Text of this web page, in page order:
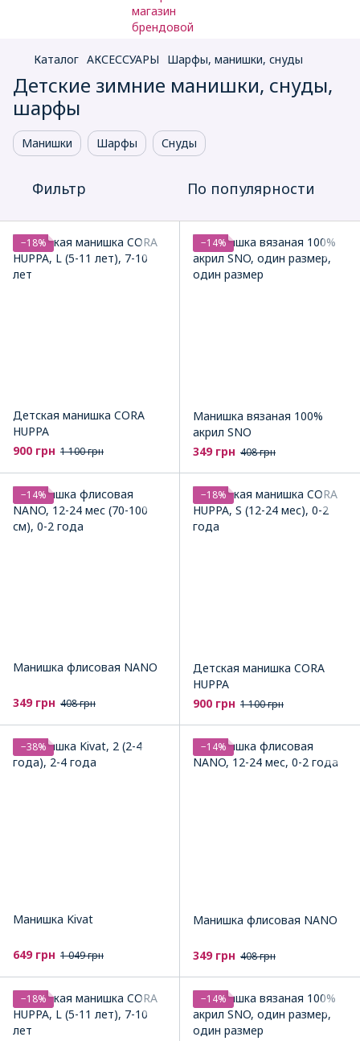
Каталог АКСЕССУАРЫ Шарфы, манишки, снуды
Детские зимние манишки, снуды,
шарфы
Манишки Шарфы Снуды
Фильтр По популярности
−18%
Детская манишка CORA
HUPPA
900 грн 1 100 грн
−14%
Манишка вязаная 100%
акрил SNO
349 грн 408 грн
−14%
Манишка флисовая NANO
349 грн 408 грн
−18%
Детская манишка CORA
HUPPA
900 грн 1 100 грн
−38%
Манишка Kivat
649 грн 1 049 грн
−14%
Манишка флисовая NANO
349 грн 408 грн
−18% −14%